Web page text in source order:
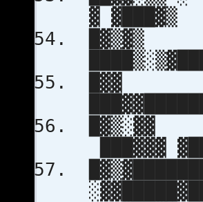
▓ ▓███▓▒
███▓▓▓